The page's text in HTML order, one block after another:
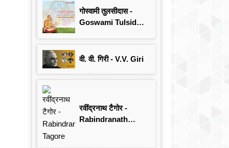
गोस्वामी तुलसीदास -
Goswami Tulsidas:
वी. वी. गिरी - V.V. Giri
रवींद्रनाथ टैगोर -
Rabindranath